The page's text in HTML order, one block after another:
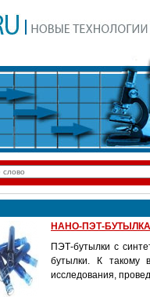
НАНО-ПЭТ-БУТЫЛКА
ПЭТ-бутылки с
бутылки. К такому
исследования,